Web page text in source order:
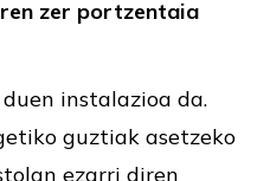
zer portzentaia
instalazioa da.
guztiak asetzeko
ezarri diren